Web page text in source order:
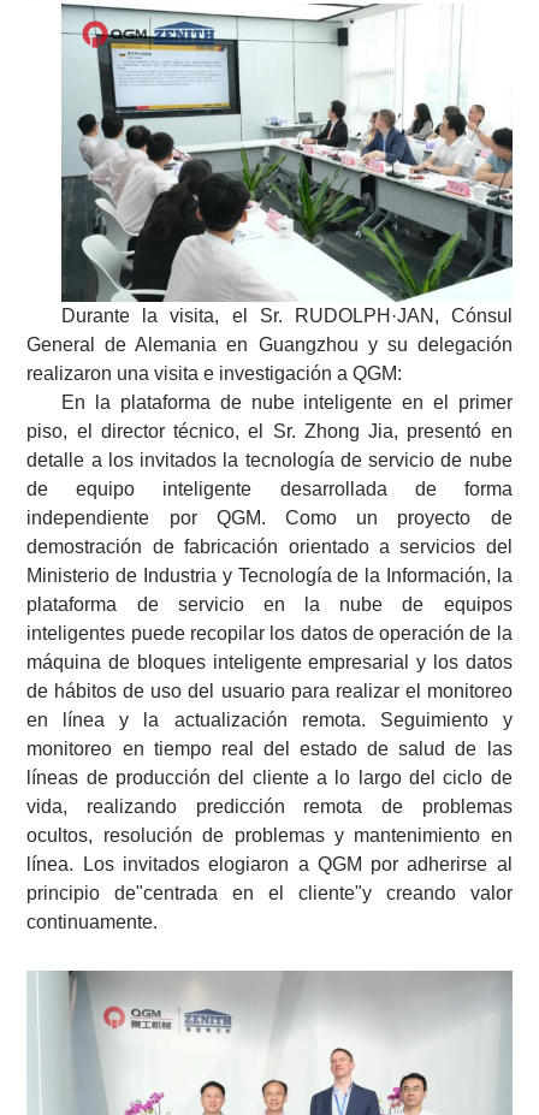
Durante la visita, el Sr. RUDOLPH·JAN, Cónsul
General de Alemania en Guangzhou y su delegación
realizaron una visita e investigación a QGM:
En la plataforma de nube inteligente en el primer
piso, el director técnico, el Sr. Zhong Jia, presentó en
detalle a los invitados la tecnología de servicio de nube
de equipo inteligente desarrollada de forma
independiente por QGM. Como un proyecto de
demostración de fabricación orientado a servicios del
Ministerio de Industria y Tecnología de la Información, la
plataforma de servicio en la nube de equipos
inteligentes puede recopilar los datos de operación de la
máquina de bloques inteligente empresarial y los datos
de hábitos de uso del usuario para realizar el monitoreo
en línea y la actualización remota. Seguimiento y
monitoreo en tiempo real del estado de salud de las
líneas de producción del cliente a lo largo del ciclo de
vida, realizando predicción remota de problemas
ocultos, resolución de problemas y mantenimiento en
línea. Los invitados elogiaron a QGM por adherirse al
principio de"centrada en el cliente"y creando valor
continuamente.